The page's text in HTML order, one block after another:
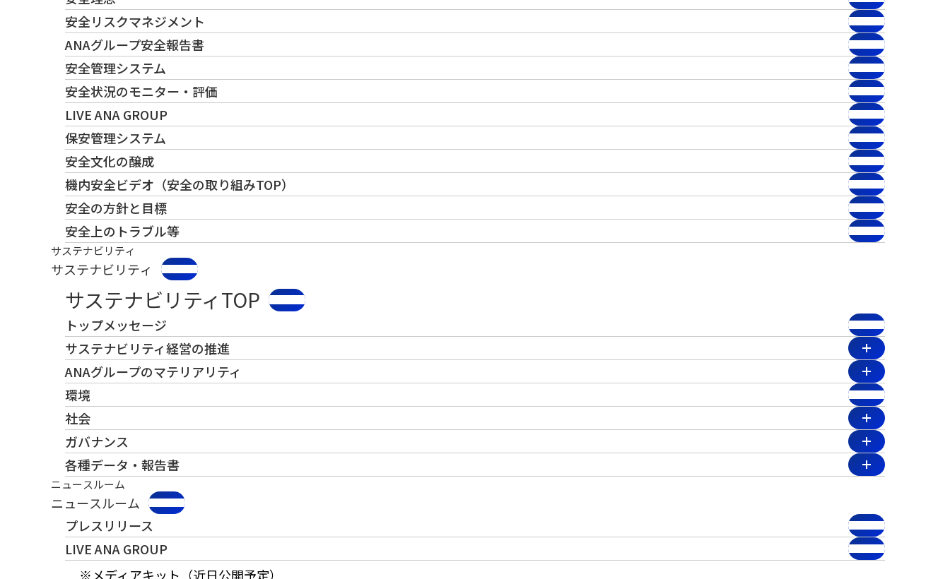
安全リスクマネジメント
ANAグループ安全報告書
安全管理システム
安全状況のモニター・評価
LIVE ANA GROUP
保安管理システム
安全文化の醸成
機内安全ビデオ（安全の取り組みTOP）
安全の方針と目標
安全上のトラブル等
サステナビリティ
サステナビリティ
サステナビリティTOP
トップメッセージ
サステナビリティ経営の推進
ANAグループのマテリアリティ
環境
社会
ガバナンス
各種データ・報告書
ニュースルーム
ニュースルーム
プレスリリース
LIVE ANA GROUP
※メディアキット（近日公開予定）